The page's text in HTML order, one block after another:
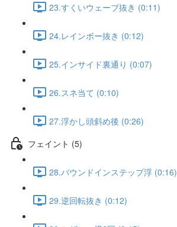
23.すくいウェーブ抜き (0:11)
24.レインボー抜き (0:12)
25.インサイド裏通り (0:07)
26.スネ当て (0:10)
27.浮かし頭斜め後 (0:26)
フェイント (5)
28.バウンドインステップ浮 (0:16)
29.逆回転抜き (0:12)